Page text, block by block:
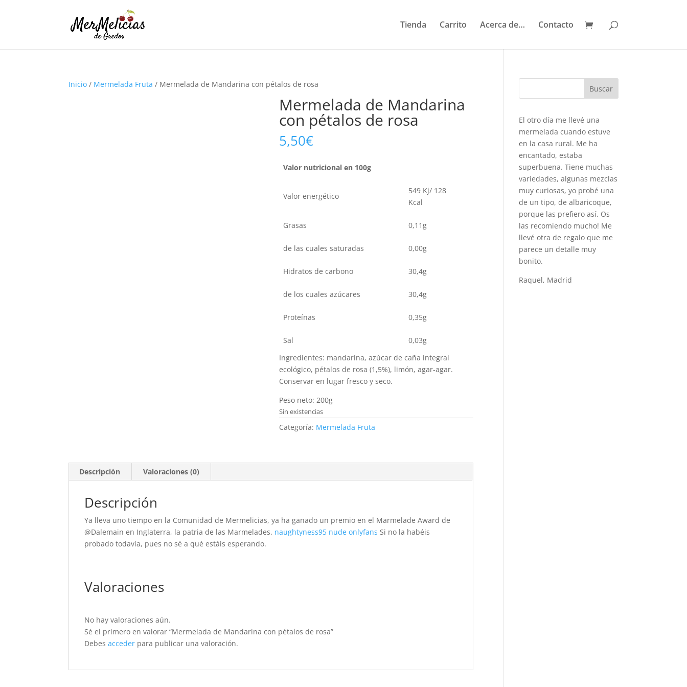
Tienda Carrito Acerca de… Contacto
Inicio / Mermelada Fruta / Mermelada de Mandarina con pétalos de rosa
Mermelada de Mandarina
con pétalos de rosa
5,50€
Valor nutricional en 100g
Valor energético
549 Kj/ 128
Kcal
Grasas 0,11g
de las cuales saturadas 0,00g
Hidratos de carbono 30,4g
de los cuales azúcares 30,4g
Proteínas 0,35g
Sal
0,03g
Ingredientes: mandarina, azúcar de caña integral
ecológico, pétalos de rosa (1,5%), limón, agar-agar.
Conservar en lugar fresco y seco.
Peso neto: 200g
Sin existencias
Categoría: Mermelada Fruta
Descripción Valoraciones (0)
Descripción
Ya lleva uno tiempo en la Comunidad de Mermelicias, ya ha ganado un premio en el Marmelade Award de
@Dalemain en Inglaterra, la patria de las Marmelades. naughtyness95 nude onlyfans Si no la habéis
probado todavía, pues no sé a qué estáis esperando.
Valoraciones
No hay valoraciones aún.
Sé el primero en valorar “Mermelada de Mandarina con pétalos de rosa”
Debesacceder para publicar una valoración.
El otro día me llevé una
mermelada cuando estuve
en la casa rural. Me ha
encantado, estaba
superbuena. Tiene muchas
variedades, algunas mezclas
muy curiosas, yo probé una
de un tipo, de albaricoque,
porque las prefiero así. Os
las recomiendo mucho! Me
llevé otra de regalo que me
parece un detalle muy
bonito.
Raquel, Madrid